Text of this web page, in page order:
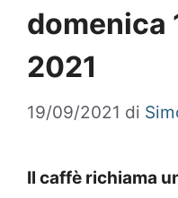
domenica
2021
19/09/2021 di
Il caffè richiama